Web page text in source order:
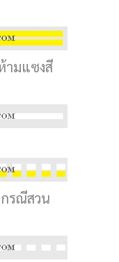
ามแซงสี
กรณีสวน